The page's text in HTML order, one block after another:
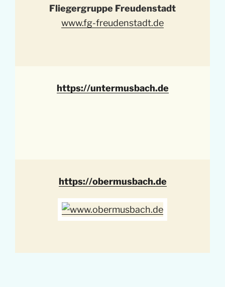
Fliegergruppe Freudenstadt
www.fg-freudenstadt.de
https://untermusbach.de
https://obermusbach.de